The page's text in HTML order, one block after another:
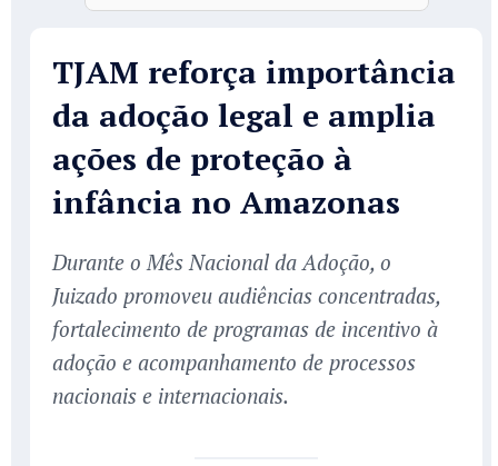
TJAM reforça importância
da adoção legal e amplia
ações de proteção à
infância no Amazonas
Durante o Mês Nacional da Adoção, o
Juizado promoveu audiências concentradas,
fortalecimento de programas de incentivo à
adoção e acompanhamento de processos
nacionais e internacionais.